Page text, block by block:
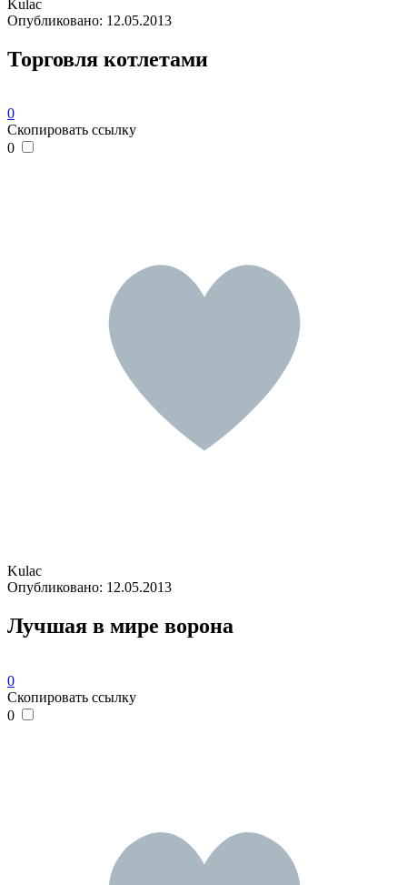
Kulac
Опубликовано: 12.05.2013
Торговля котлетами
0
Скопировать ссылку
0
Kulac
Опубликовано: 12.05.2013
Лучшая в мире ворона
0
Скопировать ссылку
0